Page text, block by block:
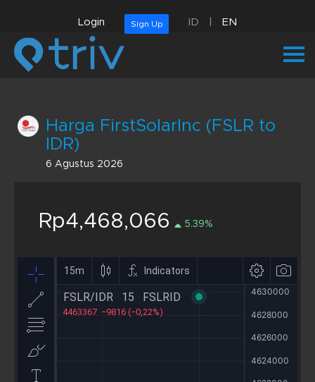
Login Sign Up ID EN
Harga FirstSolarInc (FSLR to
IDR)
6 Agustus 2026
Rp4,468,066 5.39%